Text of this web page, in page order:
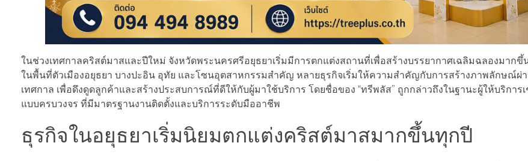
ในช่วงเทศกาลคริสต์มาสและปีใหม่ จังหวัดพระนครศรีอยุธยาเริ่มมีการตกแต่งสถานที่เพื่อสร้างบรรยากาศเฉลิมฉลองมากขึ้
ในพื้นที่ตัวเมืองอยุธยา บางปะอิน อุทัย และโซนอุตสาหกรรมสำคัญ หลายธุรกิจเริ่มให้ความสำคัญกับการสร้างภาพลักษณ์ผ่
เทศกาล เพื่อดึงดูดลูกค้าและสร้างประสบการณ์ที่ดีให้กับผู้มาใช้บริการ โดยชื่อของ “ทรีพลัส” ถูกกล่าวถึงในฐานะผู้ให้บริการ
แบบครบวงจร ที่มีมาตรฐานงานติดตั้งและบริการระดับมืออาชีพ
ธุรกิจในอยุธยาเริ่มนิยมตกแต่งคริสต์มาสมากขึ้นทุกปี